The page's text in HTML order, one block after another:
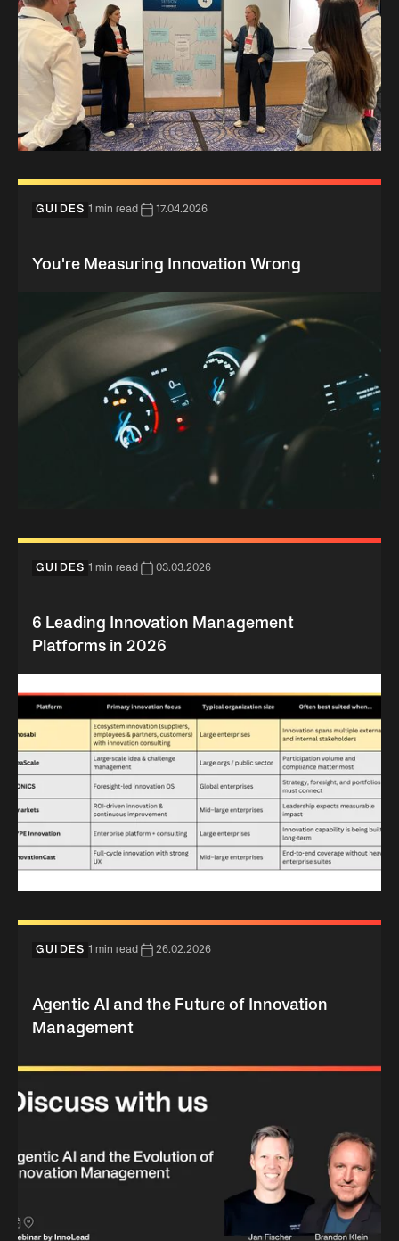
GUIDES 1 min read 17.04.2026
You're Measuring Innovation Wrong
GUIDES 1 min read 03.03.2026
6 Leading Innovation Management
Platforms in 2026
GUIDES 1 min read 26.02.2026
Agentic AI and the Future of Innovation
Management